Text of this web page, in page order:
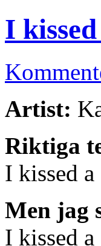
I
Artist:
Riktiga
I kissed
Men jag
I kissed